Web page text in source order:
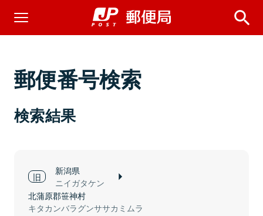
郵便番号検索
検索結果
新潟県
ニイガタケン
北蒲原郡笹神村
キタカンバラグンササカミムラ